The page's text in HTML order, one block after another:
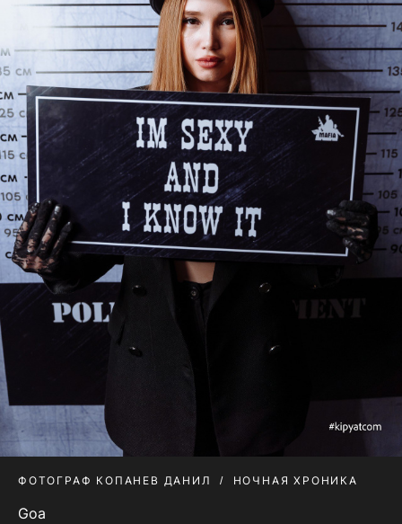
ФОТОГРАФ КОПАНЕВ ДАНИЛ НОЧНАЯ ХРОНИКА
Goa